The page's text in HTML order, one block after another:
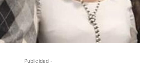
- Publicidad -